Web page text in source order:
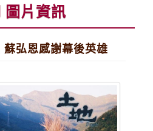
片資訊
蘇弘恩感謝幕後英雄